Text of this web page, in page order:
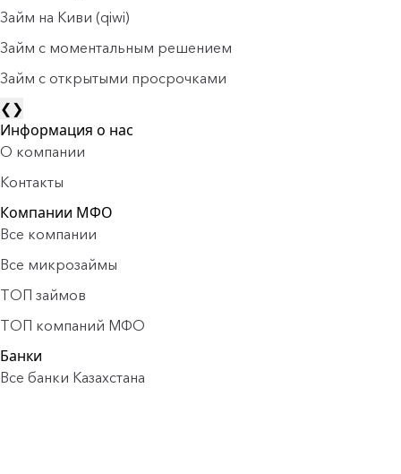
Займ на Киви (qiwi)
Займ c моментальным решением
Займ с открытыми просрочками
❮❯
Информация о нас
О компании
Контакты
Компании МФО
Все компании
Все микрозаймы
ТОП займов
ТОП компаний МФО
Банки
Все банки Казахстана